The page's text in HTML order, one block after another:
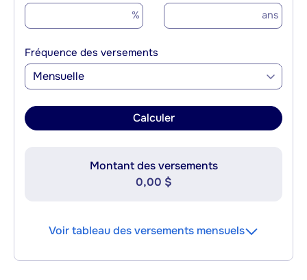
% ans
Fréquence des versements
Mensuelle
Calculer
Montant des versements
0,00 $
Voir tableau des versements mensuels